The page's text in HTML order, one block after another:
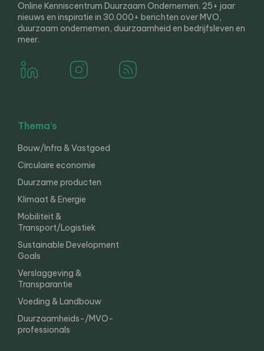
Online Kenniscentrum Duurzaam Ondernemen. 25+ jaar
nieuws en inspiratie in 30.000+ berichten over MVO,
duurzaam ondernemen, duurzaamheid en bedrijfsleven en
meer.
Thema’s
Bouw/Infra & Vastgoed
Circulaire economie
Duurzame producten
Klimaat & Energie
Mobiliteit &
Transport/Logistiek
Sustainable Development
Goals
Verslaggeving &
Transparantie
Voeding & Landbouw
Duurzaamheids-/MVO-
professionals